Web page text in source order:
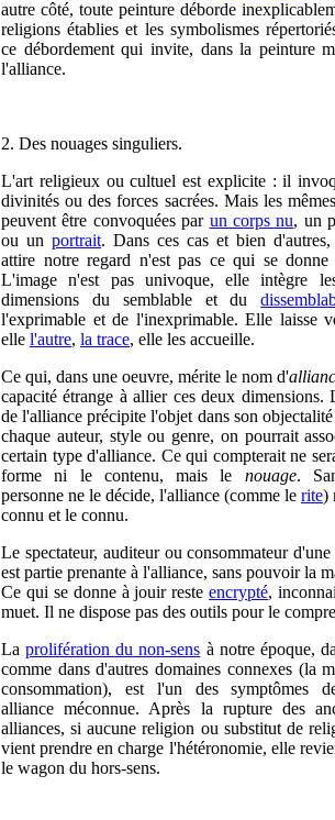
autre côté, toute peinture déborde
religions établies et les symbolismes
ce débordement qui invite, dans la peinture
l'alliance.
2. Des nouages singuliers.
L'art religieux ou cultuel est explicite : il
divinités ou des forces sacrées. Mais les
peuvent être convoquées par un corps nu, un
ou un portrait. Dans ces cas et bien
attire notre regard n'est pas ce qui se
L'image n'est pas univoque, elle intègre
dimensions du semblable et du
l'exprimable et de l'inexprimable. Elle laisse
elle l'autre, la trace, elle les accueille.
Ce qui, dans une oeuvre, mérite le nom d'
capacité étrange à allier ces deux dimensions.
de l'alliance précipite l'objet dans son
chaque auteur, style ou genre, on pourrait
certain type d'alliance. Ce qui compterait ne
forme ni le contenu, mais le nouage.
personne ne le décide, l'alliance (comme le rite)
connu et le connu.
Le spectateur, auditeur ou consommateur
est partie prenante à l'alliance, sans pouvoir la
Ce qui se donne à jouir resteencrypté,
muet. Il ne dispose pas des outils pour le
Laprolifération du non-sens à notre époque,
comme dans d'autres domaines connexes (la
consommation), est l'un des symptômes
alliance méconnue. Après la rupture des
alliances, si aucune religion ou substitut de
vient prendre en charge l'hétéronomie, elle
le wagon du hors-sens.